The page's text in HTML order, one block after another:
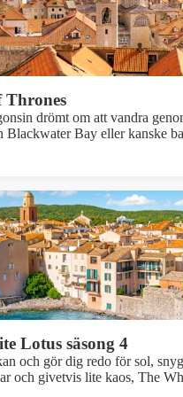
Thrones
drömt om att vandra
Blackwater Bay eller kanske
Kroatiens pärla vid
dig! Staden är inte bara känd
of Thrones. Här listar vi
semestern!
Lotus säsong 4
och gör dig redo för sol,
och givetvis lite kaos, The
Hawaii, Sicilien och